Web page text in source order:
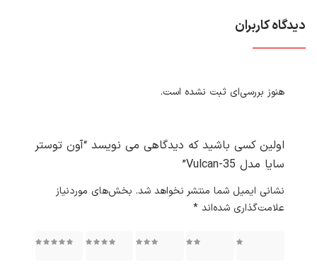
دیدگاه کاربران
هنوز بررسی‌ای ثبت نشده است.
اولین کسی باشید که دیدگاهی می نویسد “آون توستر
سایا مدل Vulcan-35”
نشانی ایمیل شما منتشر نخواهد شد. بخش‌های موردنیاز
علامت‌گذاری شده‌اند *
۳ از ۵ ۴ از ۵ ۵ از ۵